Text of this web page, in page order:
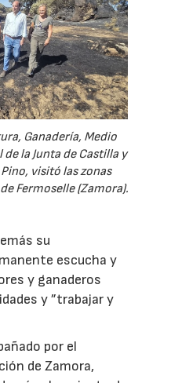
Ganadería, Medio
la Junta de Castilla y
visitó las zonas
Fermoselle (Zamora).
su
escucha y
y ganaderos
y ”trabajar y
por el
de Zamora,